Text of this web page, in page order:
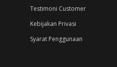
Testimoni Customer
Kebijakan Privasi
Syarat Penggunaan